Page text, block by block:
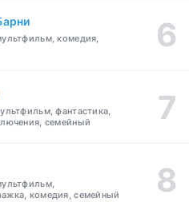
комедия,
фантастика,
семейный
комедия, семейный